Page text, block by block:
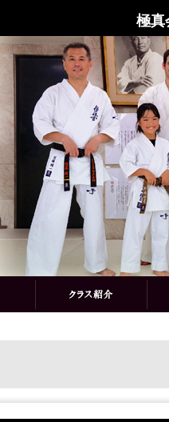
極真